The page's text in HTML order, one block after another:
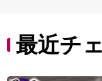
最近チ